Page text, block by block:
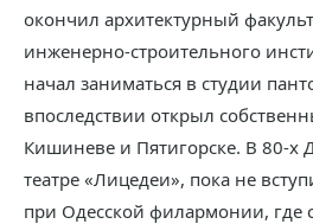
окончил архитектурный
инженерно-строительного
начал заниматься в студии
впоследствии открыл
Кишиневе и Пятигорске. В 80-х
театре «Лицедеи», пока не
при Одесской филармонии, где